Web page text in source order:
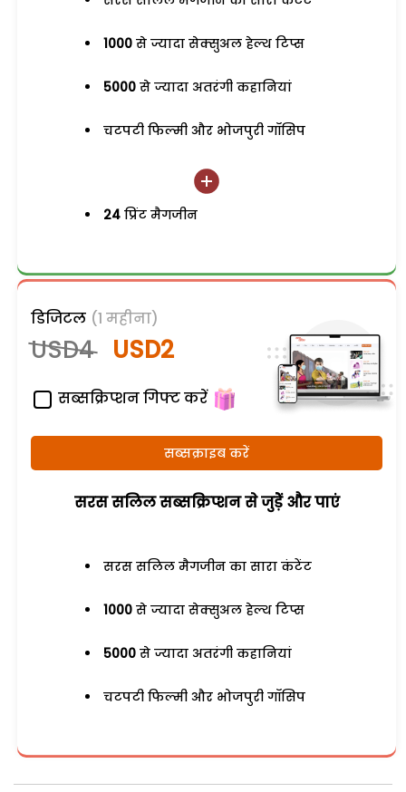
1000 से ज्यादा सेक्सुअल हेल्थ टिप्स
5000 से ज्यादा अतरंगी कहानियां
चटपटी फिल्मी और भोजपुरी गॉसिप
24 प्रिंट मैगजीन
डिजिटल (1 महीना)
USD4 USD2
सब्सक्रिप्शन गिफ्ट करें
सब्सक्राइब करें
सरस सलिल सब्सक्रिप्शन से जुड़ेें और पाएं
सरस सलिल मैगजीन का सारा कंटेंट
1000 से ज्यादा सेक्सुअल हेल्थ टिप्स
5000 से ज्यादा अतरंगी कहानियां
चटपटी फिल्मी और भोजपुरी गॉसिप